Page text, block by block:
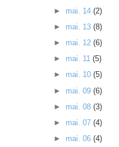
► mai. 14 (2)
► mai. 13 (8)
► mai. 12 (6)
► mai. 11 (5)
► mai. 10 (5)
► mai. 09 (6)
► mai. 08 (3)
► mai. 07 (4)
► mai. 06 (4)